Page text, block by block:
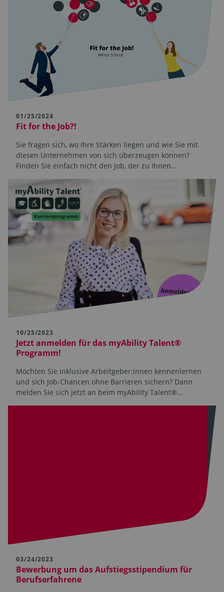
01/25/2024
Fit for the Job?!
Sie fragen sich, wo Ihre Stärken liegen und wie Sie mit
diesen Unternehmen von sich überzeugen können?
Finden Sie einfach nicht den Job, der zu Ihnen…
10/25/2023
Jetzt anmelden für das myAbility Talent®
Programm!
Möchten Sie inklusive Arbeitgeber:innen kennenlernen
und sich Job-Chancen ohne Barrieren sichern? Dann
melden Sie sich jetzt an beim myAbility Talent®…
03/24/2023
Bewerbung um das Aufstiegsstipendium für
Berufserfahrene